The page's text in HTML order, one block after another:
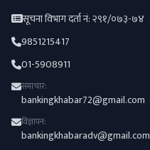
सूचना विभाग दर्ता नं: २९१/०७३-७४
9851215417
01-5908911
समाचार:
bankingkhabar72@gmail.com
विज्ञापन:
bankingkhabaradv@gmail.com